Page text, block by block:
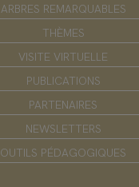
ARBRES REMARQUABLES
THÈMES
VISITE VIRTUELLE
PUBLICATIONS
PARTENAIRES
NEWSLETTERS
OUTILS PÉDAGOGIQUES